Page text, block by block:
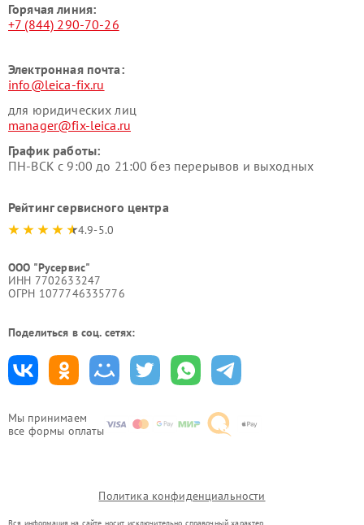
Мы принимаем
все формы оплаты
Горячая линия:
+7 (844) 290-70-26
Электронная почта:
info@leica-fix.ru
для юридических лиц
manager@fix-leica.ru
График работы:
ПН-ВСК с 9:00 до 21:00 без перерывов и выходных
Рейтинг сервисного центра
4.9-5.0
ООО "Русервис"
ИНН 7702633247
ОГРН 1077746335776
Поделиться в соц. сетях:
Политика конфиденциальности